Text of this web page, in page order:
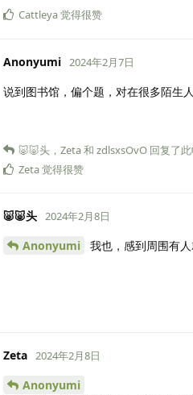
Cattleya觉得很赞
Anonyumi 2024年2月7日
说到图书馆，偏个题，对在很多陌生
🐷🐷头 ， Zeta和 zdlsxsOvO 回复了
Zeta觉得很赞
🐷🐷头 2024年2月8日
Anonyumi 我也，感到周围有
Zeta 2024年2月8日
Anonyumi